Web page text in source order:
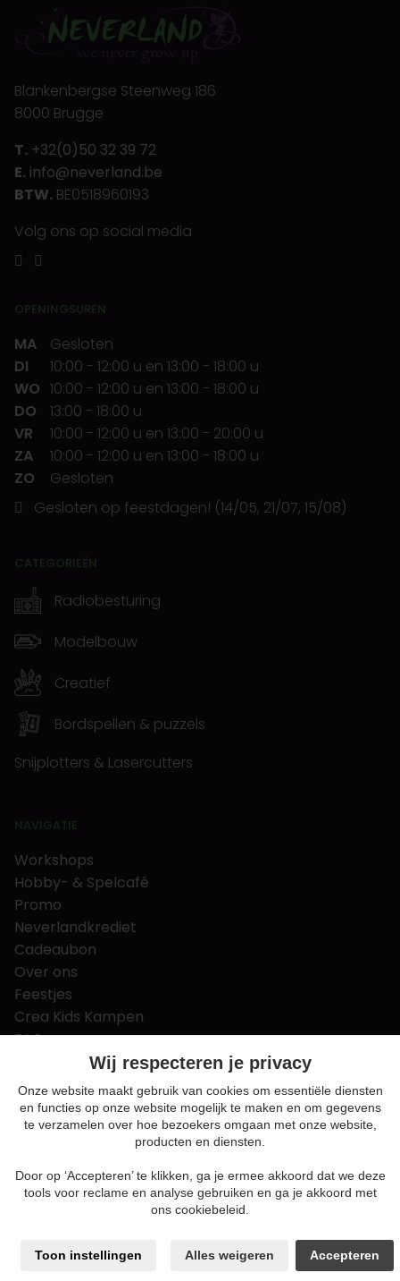
Blankenbergse Steenweg 186
8000 Brugge
T. +32(0)50 32 39 72
E. info@neverland.be
BTW. BE0518960193
Volg ons op social media
OPENINGSUREN
MA
Gesloten
DI
10:00 - 12:00 u en 13:00 - 18:00 u
WO 10:00 - 12:00 u en 13:00 - 18:00 u
DO
13:00 - 18:00 u
VR
10:00 - 12:00 u en 13:00 - 20:00 u
ZA
10:00 - 12:00 u en 13:00 - 18:00 u
ZO
Gesloten
Gesloten op feestdagen! (14/05, 21/07, 15/08)
CATEGORIEËN
Radiobesturing
Modelbouw
Creatief
Bordspellen & puzzels
Snijplotters & Lasercutters
NAVIGATIE
Workshops
Hobby- & Spelcafé
Promo
Neverlandkrediet
Cadeaubon
Over ons
Feestjes
Crea Kids Kampen
FAQ
Tips & tricks
Contact
Nieuws & Vacatures
Algemene voorwaarden
Privacy en cookie policy
Sitemap
Wij respecteren je privacy
Onze website maakt gebruik van cookies om essentiële diensten
en functies op onze website mogelijk te maken en om gegevens
te verzamelen over hoe bezoekers omgaan met onze website,
producten en diensten.
Door op ‘Accepteren’ te klikken, ga je ermee akkoord dat we deze
tools voor reclame en analyse gebruiken en ga je akkoord met
ons cookiebeleid.
Toon instellingen Alles weigeren Accepteren